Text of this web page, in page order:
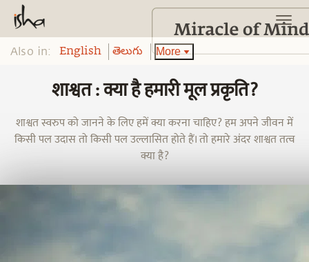
Also in: English తెలుగు More
शाश्वत : क्या है हमारी मूल प्रकृति?
शाश्वत स्वरुप को जानने के लिए हमें क्या करना चाहिए? हम अपने जीवन में
किसी पल उदास तो किसी पल उल्लासित होते हैं। तो हमारे अंदर शाश्वत तत्व
क्या है?